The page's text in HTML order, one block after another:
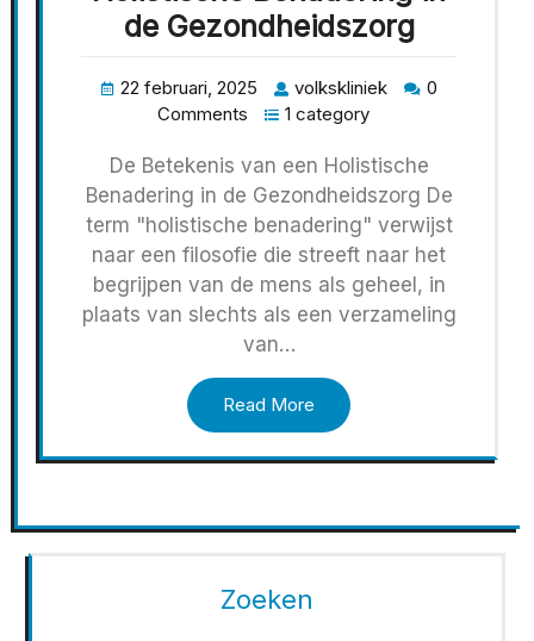
de Gezondheidszorg
22 februari, 2025 volkskliniek
0
Comments
1 category
De Betekenis van een Holistische
Benadering in de Gezondheidszorg De
term "holistische benadering" verwijst
naar een filosofie die streeft naar het
begrijpen van de mens als geheel, in
plaats van slechts als een verzameling
van…
Read More
Zoeken